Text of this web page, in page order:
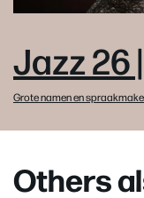
Jazz 26
Grote namen en
Others